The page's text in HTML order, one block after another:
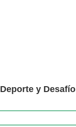
Deporte y Desafío